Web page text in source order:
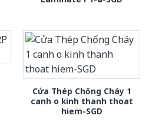
Cửa Thép Chống Cháy 1
canh o kinh thanh thoat
hiem-SGD